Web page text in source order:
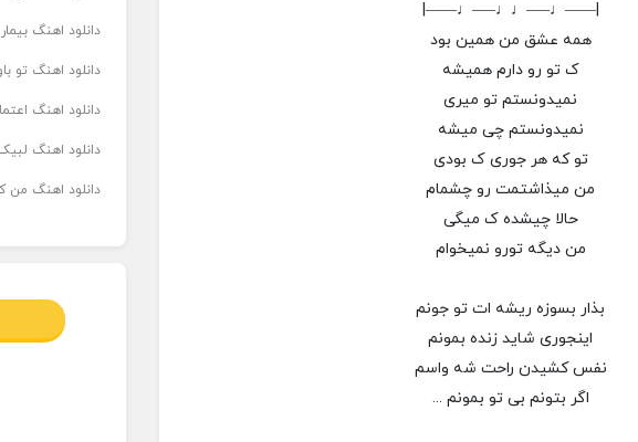
|——♩—–♩♩—–♩——|
همه عشق من همین بود
ک تو رو دارم همیشه
نمیدونستم تو میری
نمیدونستم چی میشه
تو که هر جوری ک بودی
من میذاشتمت رو چشمام
حالا چیشده ک میگی
من دیگه تورو نمیخوام
بذار بسوزه ریشه ات تو جونم
اینجوری شاید زنده بمونم
نفس کشیدن راحت شه واسم
اگر بتونم بی تو بمونم ...
دانلود اهنگ
دانلود اهنگ تو
دانلود اهنگ
دانلود اهنگ
دانلود اهنگ من